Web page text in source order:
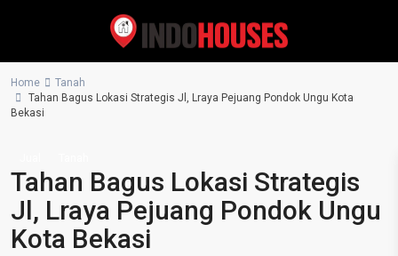
Home
Tanah
Tahan Bagus Lokasi Strategis Jl, Lraya Pejuang Pondok Ungu Kota
Bekasi
Tahan Bagus Lokasi Strategis
Jl, Lraya Pejuang Pondok Ungu
Kota Bekasi